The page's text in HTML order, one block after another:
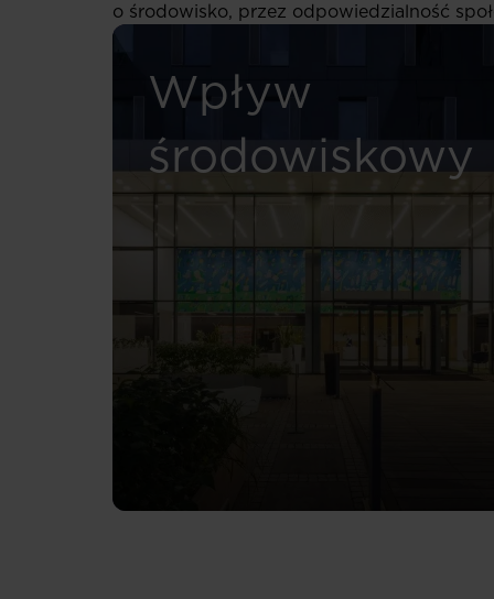
o środowisko, przez odpowiedzialność
Wpływ
środowiskowy
Read more